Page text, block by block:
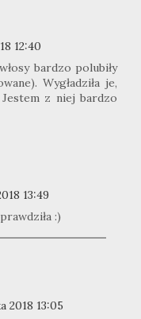
12:40
bardzo polubiły
Wygładziła je,
Jestem z niej bardzo
13:49
:)
2018 13:05